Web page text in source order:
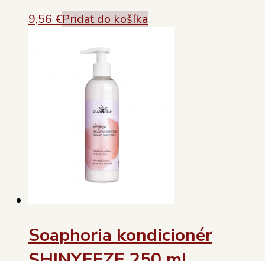
9,56 €Pridať do košíka
Soaphoria kondicionér